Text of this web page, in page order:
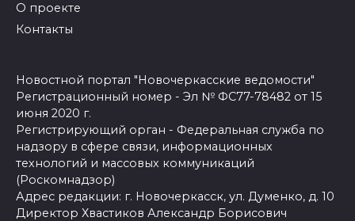
О проекте
Контакты
Новостной портал "Новочеркасские ведомости"
Регистрационный номер - Эл № ФС77-78482 от 15
июня 2020 г.
Регистрирующий орган - Федеральная служба по
надзору в сфере связи, информационных
технологий и массовых коммуникаций
(Роскомнадзор)
Адрес редакции: г. Новочеркасск, ул. Думенко, д. 10
Директор Хвастиков Александр Борисович